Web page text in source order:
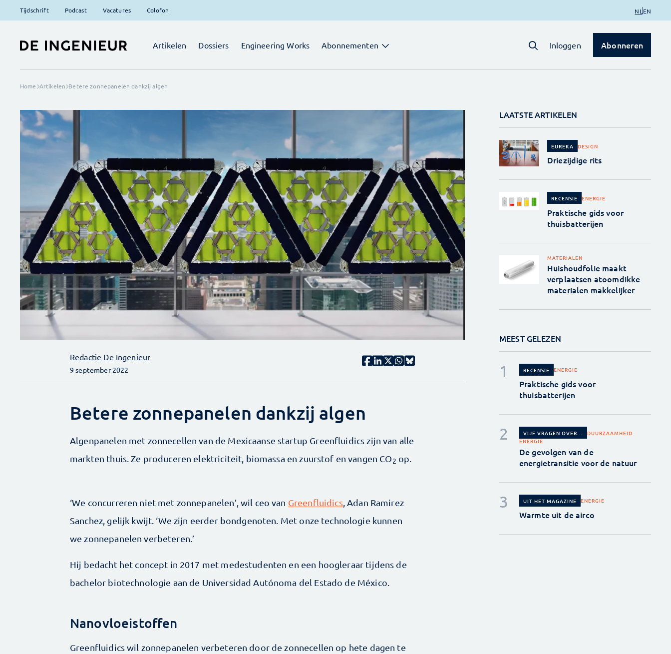
Tijdschrift Podcast Vacatures Colofon NL EN
Artikelen Dossiers Engineering Works Abonnementen Inloggen Abonneren
Home Artikelen Betere zonnepanelen dankzij algen
Redactie De Ingenieur
9 september 2022
Betere zonnepanelen dankzij algen
Algenpanelen met zonnecellen van de Mexicaanse startup Greenfluidics zijn van alle
markten thuis. Ze produceren elektriciteit, biomassa en zuurstof en vangen CO2 op.
‘We concurreren niet met zonnepanelen’, wil ceo van Greenfluidics, Adan Ramirez
Sanchez, gelijk kwijt. ‘We zijn eerder bondgenoten. Met onze technologie kunnen
we zonnepanelen verbeteren.’
Hij bedacht het concept in 2017 met medestudenten en een hoogleraar tijdens de
bachelor biotechnologie aan de Universi­dad Autónoma del Estado de México.
Nanovloeistoffen
Greenfluidics wil zonnepanelen verbeteren door de zonnecellen op hete dagen te
LAATSTE ARTIKELEN
EUREKA DESIGN
Driezijdige rits
RECENSIE ENERGIE
Praktische gids voor
thuisbatterijen
MATERIALEN
Huishoudfolie maakt
verplaatsen atoomdikke
materialen makkelijker
MEEST GELEZEN
RECENSIE ENERGIE
Praktische gids voor
thuisbatterijen
VIJF VRAGEN OVER...
DUURZAAMHEID
ENERGIE
De gevolgen van de
energietransitie voor de natuur
UIT HET MAGAZINE ENERGIE
Warmte uit de airco